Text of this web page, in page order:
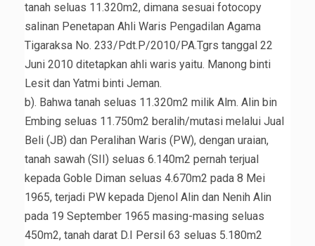
tanah seluas 11.320m2, dimana sesuai fotocopy
salinan Penetapan Ahli Waris Pengadilan Agama
Tigaraksa No. 233/Pdt.P/2010/PA.Tgrs tanggal 22
Juni 2010 ditetapkan ahli waris yaitu. Manong binti
Lesit dan Yatmi binti Jeman.
b). Bahwa tanah seluas 11.320m2 milik Alm. Alin bin
Embing seluas 11.750m2 beralih/mutasi melalui Jual
Beli (JB) dan Peralihan Waris (PW), dengan uraian,
tanah sawah (SII) seluas 6.140m2 pernah terjual
kepada Goble Diman seluas 4.670m2 pada 8 Mei
1965, terjadi PW kepada Djenol Alin dan Nenih Alin
pada 19 September 1965 masing-masing seluas
450m2, tanah darat D.I Persil 63 seluas 5.180m2